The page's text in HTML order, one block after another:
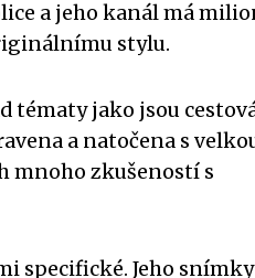
a jeho kanál má
stylu.
tématy jako jsou
a natočena s
mnoho zkušeností s
specifické. Jeho